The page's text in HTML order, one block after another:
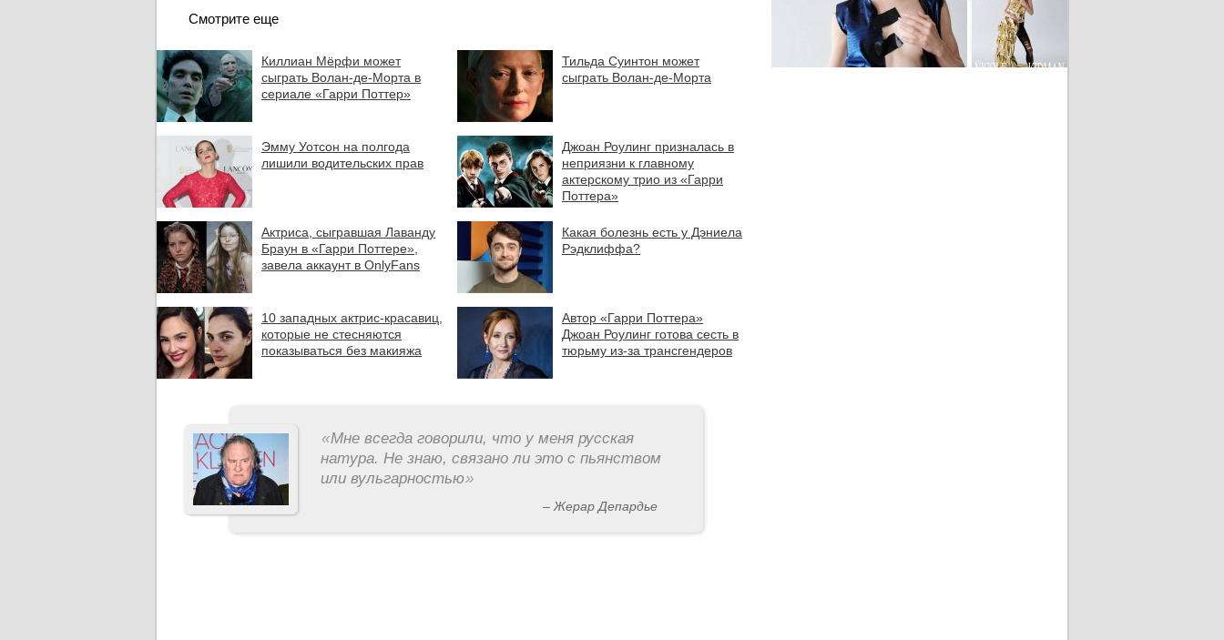
Смотрите еще
Киллиан Мёрфи может
сыграть Волан-де-Морта в
сериале «Гарри Поттер»
Тильда Суинтон может
сыграть Волан-де-Морта
Эмму Уотсон на полгода
лишили водительских прав
Джоан Роулинг призналась в
неприязни к главному
актерскому трио из «Гарри
Поттера»
Актриса, сыгравшая Лаванду
Браун в «Гарри Поттере»,
завела аккаунт в OnlyFans
Какая болезнь есть у Дэниела
Рэдклиффа?
10 западных актрис-красавиц,
которые не стесняются
показываться без макияжа
Автор «Гарри Поттера»
Джоан Роулинг готова сесть в
тюрьму из-за трансгендеров
«Мне всегда говорили, что у меня русская
натура. Не знаю, связано ли это с пьянством
или вульгарностью»
– Жерар Депардье